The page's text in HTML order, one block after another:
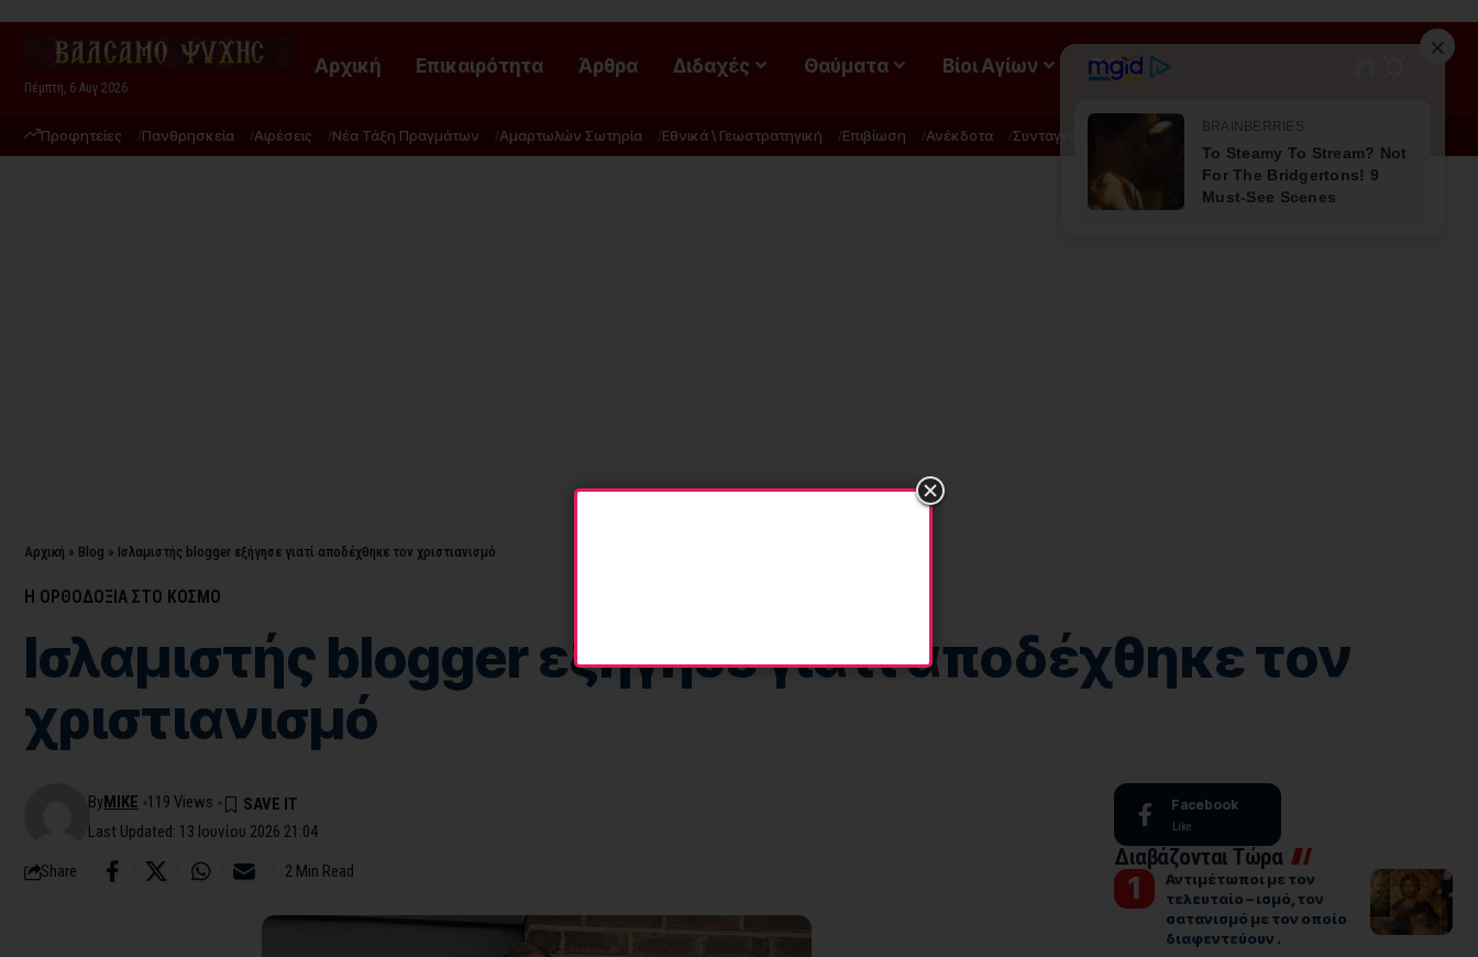
Πέμπτη, 6 Αυγ 2026
Αρχική Επικαιρότητα Άρθρα Διδαχές Θαύματα Βίοι Αγίων ΡΟΗ
Προφητείες Πανθρησκεία Αιρέσεις Νέα Τάξη Πραγμάτων Αμαρτωλών Σωτηρία Εθνικά \ Γεωστρατηγική Επιβίωση Ανέκδοτα Συνταγές Διατροφή - Φυσική Ιατρική
Αρχική » Blog » Ισλαμιστής blogger εξήγησε γιατί αποδέχθηκε τον χριστιανισμό
Η ΟΡΘΟΔΟΞΙΑ ΣΤΟ ΚΟΣΜΟ
Ισλαμιστής blogger εξήγησε γιατί αποδέχθηκε τον
χριστιανισμό
Last Updated: 13 Ιουνίου 2026 21:04
ByMIKE 119 Views
Share 2 Min Read
Facebook
Like
Διαβάζονται Τώρα
Αντιμέτωποι με τον
τελευταίο – ισμό, τον
σατανισμό με τον οποίο
διαφεντεύουν .